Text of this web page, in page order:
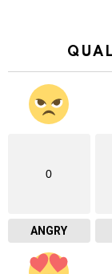
0
ANGRY